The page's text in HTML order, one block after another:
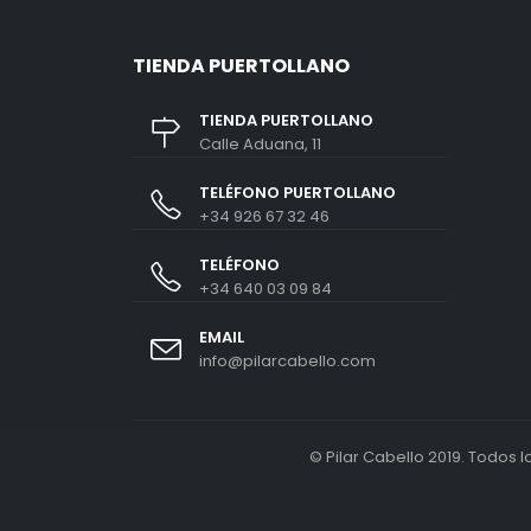
TIENDA PUERTOLLANO
TIENDA PUERTOLLANO
Calle Aduana, 11
TELÉFONO PUERTOLLANO
+34 926 67 32 46
TELÉFONO
+34 640 03 09 84
EMAIL
info@pilarcabello.com
© Pilar Cabello 2019.